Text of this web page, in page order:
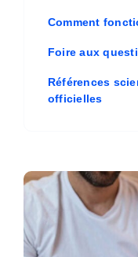
Comment
Foire aux
Références
officielles